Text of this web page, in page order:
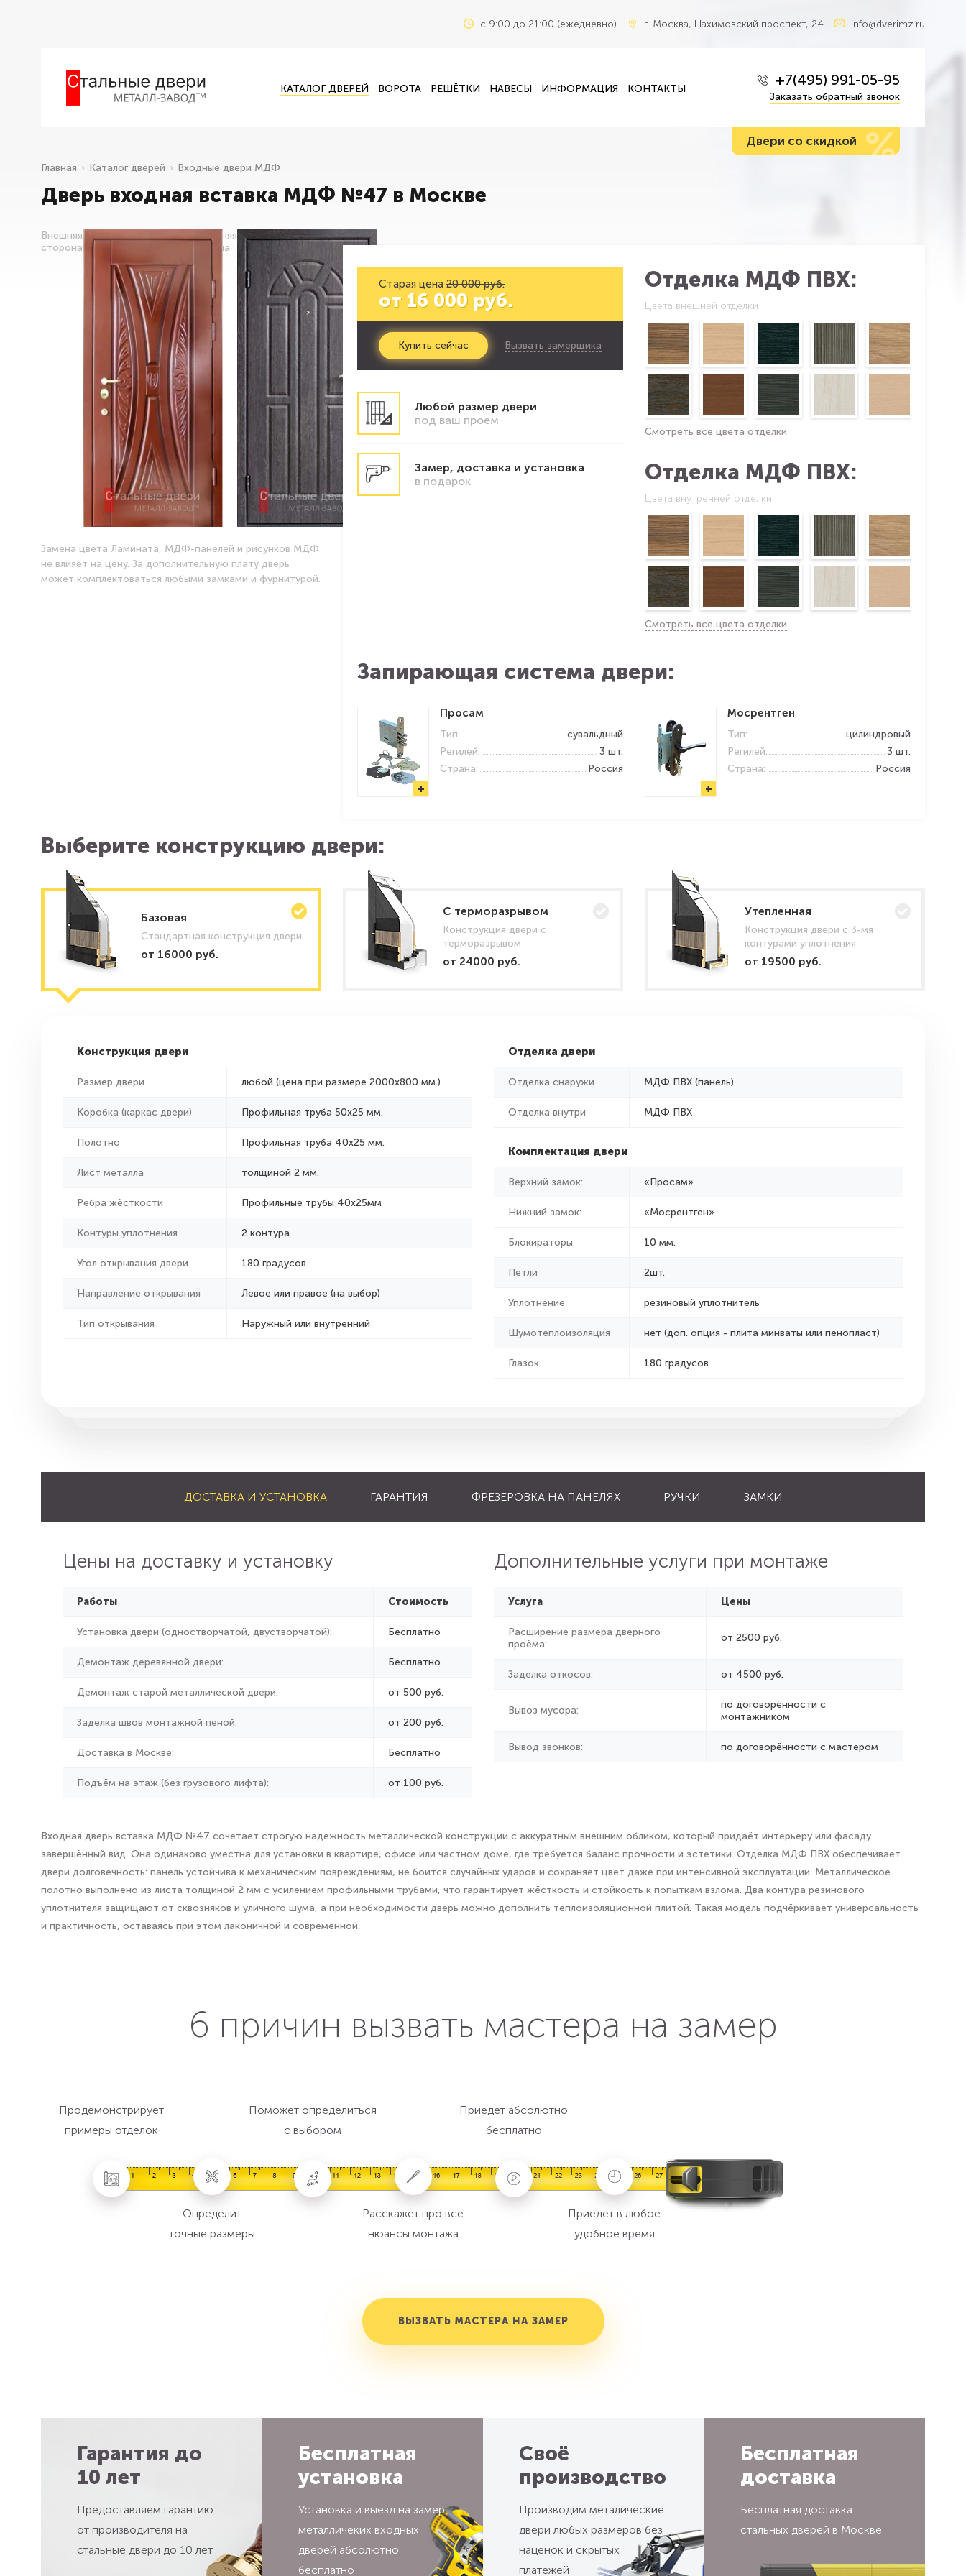
c 9:00 до 21:00 (ежедневно) г. Москва, Нахимовский проспект, 24 info@dverimz.ru
КАТАЛОГ ДВЕРЕЙ ВОРОТА РЕШЁТКИ НАВЕСЫ ИНФОРМАЦИЯ КОНТАКТЫ +7(495) 991-05-95
Заказать обратный звонок
Двери со скидкой %
Дверь входная вставка МДФ №47 в Москве
Главная Каталог дверей Входные двери МДФ
Внешняя
сторона
Внутренняя
сторона
Замена цвета Ламината, МДФ-панелей и рисунков МДФ
не влияет на цену. За дополнительную плату дверь
может комплектоваться любыми замками и фурнитурой.
Старая цена 20 000 руб.
от 16 000 руб.
Купить сейчас Вызвать замерщика
Любой размер двери
под ваш проем
Замер, доставка и установка
в подарок
Отделка МДФ ПВХ:
Цвета внешней отделки
Смотреть все цвета отделки
Отделка МДФ ПВХ:
Цвета внутренней отделки
Смотреть все цвета отделки
Запирающая система двери:
+
Просам
Тип:
сувальдный
Регилей:
3 шт.
Страна:
Россия
+
Мосрентген
Тип:
цилиндровый
Регилей:
3 шт.
Страна:
Россия
Выберите конструкцию двери:
Базовая
Стандартная конструкция двери
от 16000 руб.
C терморазрывом
Конструкция двери с
терморазрывом
от 24000 руб.
Утепленная
Конструкция двери с 3-мя
контурами уплотнения
от 19500 руб.
Конструкция двери
Размер двери любой (цена при размере 2000x800 мм.)
Коробка (каркас двери) Профильная труба 50х25 мм.
Полотно Профильная труба 40х25 мм.
Лист металла толщиной 2 мм.
Ребра жёсткости Профильные трубы 40х25мм
Контуры уплотнения 2 контура
Угол открывания двери 180 градусов
Направление открывания Левое или правое (на выбор)
Тип открывания Наружный или внутренний
Отделка двери
Отделка снаружи МДФ ПВХ (панель)
Отделка внутри МДФ ПВХ
Комплектация двери
Верхний замок: «Просам»
Нижний замок: «Мосрентген»
Блокираторы 10 мм.
Петли 2шт.
Уплотнение резиновый уплотнитель
Шумотеплоизоляция нет (доп. опция - плита минваты или пенопласт)
Глазок 180 градусов
ДОСТАВКА И УСТАНОВКА ГАРАНТИЯ ФРЕЗЕРОВКА НА ПАНЕЛЯХ РУЧКИ ЗАМКИ
Цены на доставку и установку
Работы Стоимость
Установка двери (одностворчатой, двустворчатой): Бесплатно
Демонтаж деревянной двери: Бесплатно
Демонтаж старой металлической двери: от 500 руб.
Заделка швов монтажной пеной: от 200 руб.
Доставка в Москве: Бесплатно
Подъём на этаж (без грузового лифта): от 100 руб.
Дополнительные услуги при монтаже
Услуга Цены
Расширение размера дверного
проёма:
от 2500 руб.
Заделка откосов: от 4500 руб.
Вывоз мусора:
по договорённости с
монтажником
Вывод звонков: по договорённости с мастером
Входная дверь вставка МДФ №47 сочетает строгую надежность металлической конструкции с аккуратным внешним обликом, который придаёт интерьеру или фасаду
завершённый вид. Она одинаково уместна для установки в квартире, офисе или частном доме, где требуется баланс прочности и эстетики. Отделка МДФ ПВХ обеспечивает
двери долговечность: панель устойчива к механическим повреждениям, не боится случайных ударов и сохраняет цвет даже при интенсивной эксплуатации. Металлическое
полотно выполнено из листа толщиной 2 мм с усилением профильными трубами, что гарантирует жёсткость и стойкость к попыткам взлома. Два контура резинового
уплотнителя защищают от сквозняков и уличного шума, а при необходимости дверь можно дополнить теплоизоляционной плитой. Такая модель подчёркивает универсальность
и практичность, оставаясь при этом лаконичной и современной.
6 причин вызвать мастера на замер
Продемонстрирует
примеры отделок
Определит
точные размеры
Поможет определиться
с выбором
Расскажет про все
нюансы монтажа
Приедет абсолютно
бесплатно
Приедет в любое
удобное время
ВЫЗВАТЬ МАСТЕРА НА ЗАМЕР
Гарантия до
10 лет
Предоставляем гарантию
от производителя на
стальные двери до 10 лет
Бесплатная
установка
Установка и выезд на замер
металличеких входных
дверей абсолютно
бесплатно
Своё
производство
Производим металические
двери любых размеров без
наценок и скрытых
платежей
Бесплатная
доставка
Бесплатная доставка
стальных дверей в Москве